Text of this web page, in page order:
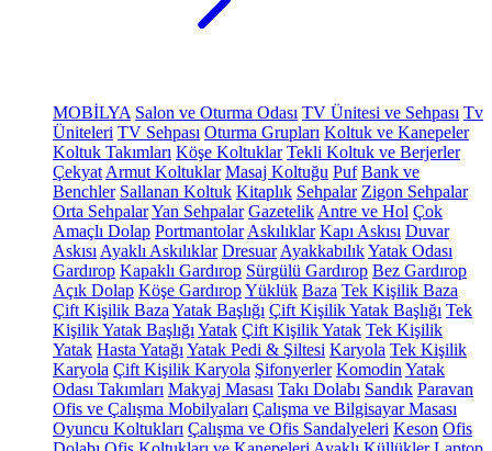
MOBİLYA Salon ve Oturma Odası TV Ünitesi ve Sehpası Tv
Üniteleri TV Sehpası Oturma Grupları Koltuk ve Kanepeler
Koltuk Takımları Köşe Koltuklar Tekli Koltuk ve Berjerler
Çekyat Armut Koltuklar Masaj Koltuğu Puf Bank ve
Benchler Sallanan Koltuk Kitaplık Sehpalar Zigon Sehpalar
Orta SehpalarYan Sehpalar Gazetelik Antre ve Hol Çok
Amaçlı Dolap Portmantolar Askılıklar Kapı Askısı Duvar
Askısı Ayaklı Askılıklar Dresuar AyakkabılıkYatak Odası
Gardırop Kapaklı Gardırop Sürgülü Gardırop Bez Gardırop
Açık Dolap Köşe GardıropYüklük Baza Tek Kişilik Baza
Çift Kişilik Baza Yatak Başlığı Çift Kişilik Yatak Başlığı Tek
Kişilik Yatak Başlığı Yatak Çift Kişilik Yatak Tek Kişilik
Yatak Hasta Yatağı Yatak Pedi & Şiltesi Karyola Tek Kişilik
Karyola Çift Kişilik Karyola Şifonyerler Komodin Yatak
Odası Takımları Makyaj Masası Takı Dolabı Sandık Paravan
Ofis ve Çalışma Mobilyaları Çalışma ve Bilgisayar Masası
Oyuncu Koltukları Çalışma ve Ofis Sandalyeleri Keson Ofis